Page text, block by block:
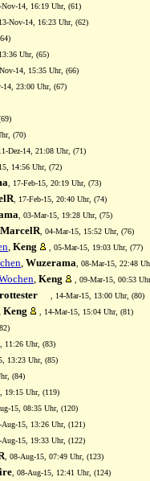
Nov-14, 16:19 Uhr, (61)
13-Nov-14, 16:23 Uhr, (62)
Uhr, (65)
Nov-14, 15:35 Uhr, (66)
14, 23:00 Uhr, (67)
(70)
11-Dez-14, 21:08 Uhr, (71)
15, 14:56 Uhr, (72)
, 17-Feb-15, 20:19 Uhr, (73)
, 17-Feb-15, 20:40 Uhr, (74)
, 03-Mar-15, 19:28 Uhr, (75)
MarcelR , 04-Mar-15, 15:52 Uhr, (76)
, Keng , 05-Mar-15, 19:03 Uhr, (77)
, Wuzerama , 08-Mar-15, 22:48
, Keng , 09-Mar-15, 00:53
, 14-Mar-15, 13:00 Uhr, (80)
Keng , 14-Mar-15, 15:04 Uhr, (81)
11:26 Uhr, (83)
13:23 Uhr, (85)
(84)
19:15 Uhr, (119)
15, 08:35 Uhr, (120)
Aug-15, 13:26 Uhr, (121)
Aug-15, 19:33 Uhr, (122)
, 08-Aug-15, 07:49 Uhr, (123)
, 08-Aug-15, 12:41 Uhr, (124)